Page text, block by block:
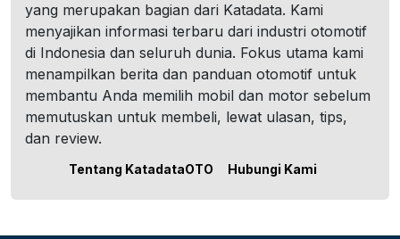
yang merupakan bagian dari Katadata. Kami
menyajikan informasi terbaru dari industri otomotif
di Indonesia dan seluruh dunia. Fokus utama kami
menampilkan berita dan panduan otomotif untuk
membantu Anda memilih mobil dan motor sebelum
memutuskan untuk membeli, lewat ulasan, tips,
dan review.
Tentang KatadataOTO Hubungi Kami